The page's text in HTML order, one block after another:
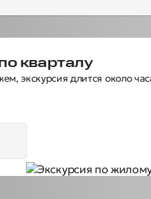
кварталу
экскурсия длится около